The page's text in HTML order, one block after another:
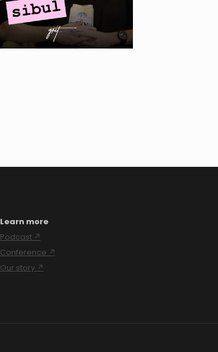
Learn more
Podcast ↗
Conference ↗
Our story ↗